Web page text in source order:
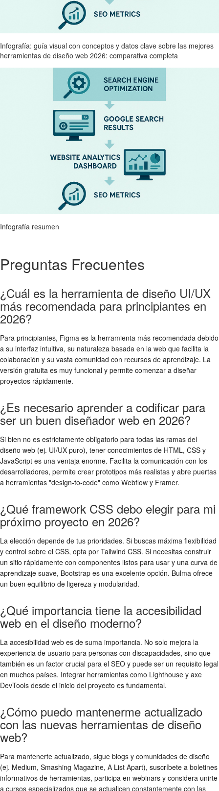
Infografía: guía visual con conceptos y datos clave sobre las mejores
herramientas de diseño web 2026: comparativa completa
Infografía resumen
Preguntas Frecuentes
¿Cuál es la herramienta de diseño UI/UX
más recomendada para principiantes en
2026?
Para principiantes, Figma es la herramienta más recomendada debido
a su interfaz intuitiva, su naturaleza basada en la web que facilita la
colaboración y su vasta comunidad con recursos de aprendizaje. La
versión gratuita es muy funcional y permite comenzar a diseñar
proyectos rápidamente.
¿Es necesario aprender a codificar para
ser un buen diseñador web en 2026?
Si bien no es estrictamente obligatorio para todas las ramas del
diseño web (ej. UI/UX puro), tener conocimientos de HTML, CSS y
JavaScript es una ventaja enorme. Facilita la comunicación con los
desarrolladores, permite crear prototipos más realistas y abre puertas
a herramientas "design-to-code" como Webflow y Framer.
¿Qué framework CSS debo elegir para mi
próximo proyecto en 2026?
La elección depende de tus prioridades. Si buscas máxima flexibilidad
y control sobre el CSS, opta por Tailwind CSS. Si necesitas construir
un sitio rápidamente con componentes listos para usar y una curva de
aprendizaje suave, Bootstrap es una excelente opción. Bulma ofrece
un buen equilibrio de ligereza y modularidad.
¿Qué importancia tiene la accesibilidad
web en el diseño moderno?
La accesibilidad web es de suma importancia. No solo mejora la
experiencia de usuario para personas con discapacidades, sino que
también es un factor crucial para el SEO y puede ser un requisito legal
en muchos países. Integrar herramientas como Lighthouse y axe
DevTools desde el inicio del proyecto es fundamental.
¿Cómo puedo mantenerme actualizado
con las nuevas herramientas de diseño
web?
Para mantenerte actualizado, sigue blogs y comunidades de diseño
(ej. Medium, Smashing Magazine, A List Apart), suscríbete a boletines
informativos de herramientas, participa en webinars y considera unirte
a cursos especializados que se actualicen constantemente con las